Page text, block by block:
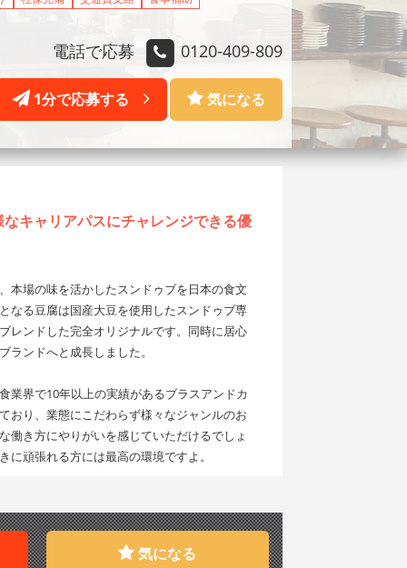
電話で応募 0120-409-809
1分で応募する 気になる
キャリアパスにチャレンジできる優
本場の味を活かしたスンドゥブを日本の食文
なる豆腐は国産大豆を使用したスンドゥブ専
レンドした完全オリジナルです。同時に居心
ンドへと成長しました。
業界で10年以上の実績があるブラスアンドカ
おり、業態にこだわらず様々なジャンルのお
働き方にやりがいを感じていただけるでしょ
頑張れる方には最高の環境ですよ。
気になる